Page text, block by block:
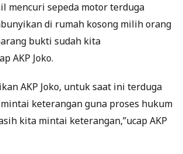
mencuri sepeda motor terduga
di rumah kosong milih orang
bukti sudah kita
AKP Joko.
AKP Joko, untuk saat ini terduga
keterangan guna proses hukum
kita mintai keterangan,”ucap AKP